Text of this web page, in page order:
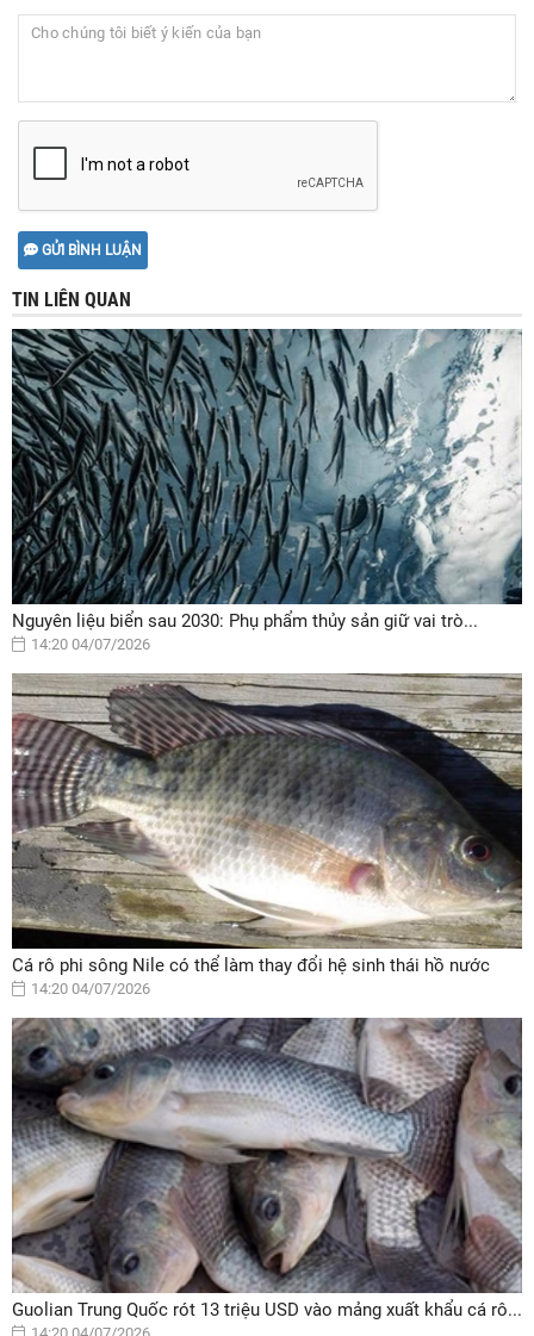
GỬI BÌNH LUẬN
TIN LIÊN QUAN
Nguyên liệu biển sau 2030: Phụ phẩm thủy sản giữ vai trò...
14:20 04/07/2026
Cá rô phi sông Nile có thể làm thay đổi hệ sinh thái hồ nước
14:20 04/07/2026
Guolian Trung Quốc rót 13 triệu USD vào mảng xuất khẩu cá rô...